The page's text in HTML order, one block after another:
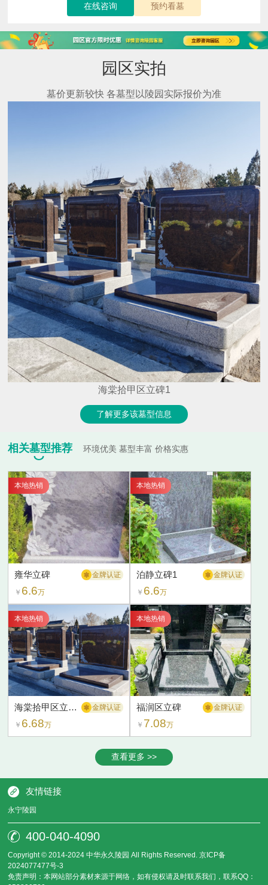
在线咨询 预约看墓
园区实拍
墓价更新较快 各墓型以陵园实际报价为准
海棠拾甲区立碑1
了解更多该墓型信息
相关墓型推荐 环境优美 墓型丰富 价格实惠
本地热销
雍华立碑 金牌认证
￥ 6.6万
本地热销
泊静立碑1 金牌认证
￥ 6.6万
本地热销
海棠拾甲区立碑1 金牌认证
￥ 6.68万
本地热销
福润区立碑 金牌认证
￥ 7.08万
查看更多 >>
友情链接
永宁陵园
400-040-4090
Copyright © 2014-2024 中华永久陵园 All Rights Reserved.京ICP备
2024077477号-3
免责声明：本网站部分素材来源于网络，如有侵权请及时联系我们，联系QQ：